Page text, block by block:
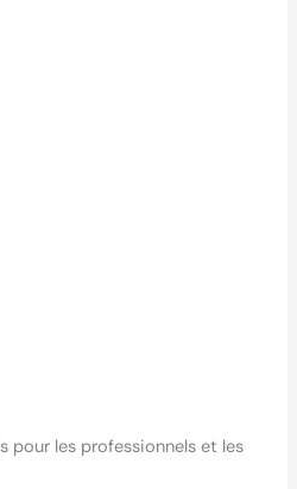
pour les professionnels et les